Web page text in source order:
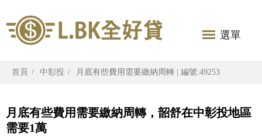
選單
首頁 中彰投 月底有些費用需要繳納周轉 | 編號:49253
月底有些費用需要繳納周轉，韶舒在中彰投地區
需要1萬